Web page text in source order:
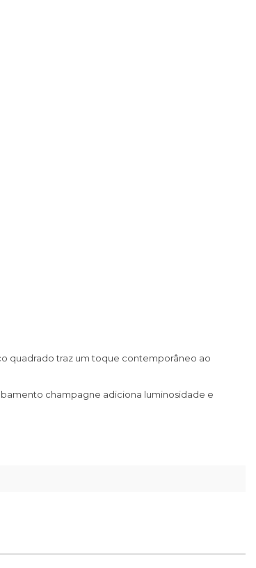
quadrado traz um toque contemporâneo ao
champagne adiciona luminosidade e